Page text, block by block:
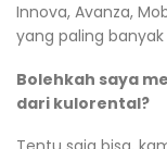
Innova, Avanza,
yang paling
Bolehkah saya
dari kulorental?